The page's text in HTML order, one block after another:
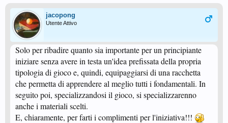
jacopong
Utente Attivo
Solo per ribadire quanto sia importante per un principiante
iniziare senza avere in testa un'idea prefissata della propria
tipologia di gioco e, quindi, equipaggiarsi di una racchetta
che permetta di apprendere al meglio tutti i fondamentali. In
seguito poi, specializzandosi il gioco, si specializzarenno
anche i materiali scelti.
E, chiaramente, per farti i complimenti per l'iniziativa!!!